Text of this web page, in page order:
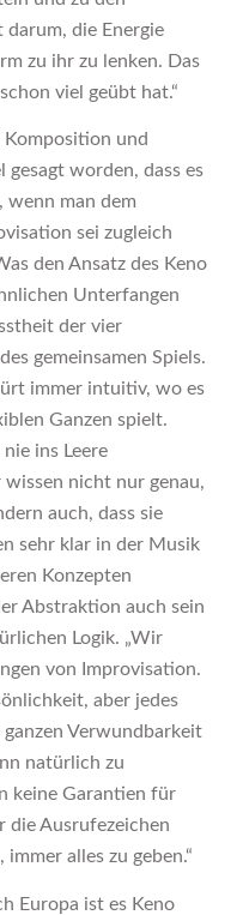
darum, die Energie
zu ihr zu lenken. Das
viel geübt hat.“
Komposition und
gesagt worden, dass es
man dem
sei zugleich
den Ansatz des Keno
Unterfangen
der vier
gemeinsamen Spiels.
immer intuitiv, wo es
Ganzen spielt.
ins Leere
nicht nur genau,
auch, dass sie
sehr klar in der Musik
Konzepten
Abstraktion auch sein
Logik. „Wir
von Improvisation.
aber jedes
Verwundbarkeit
natürlich zu
keine Garantien für
die Ausrufezeichen
alles zu geben.“
Europa ist es Keno